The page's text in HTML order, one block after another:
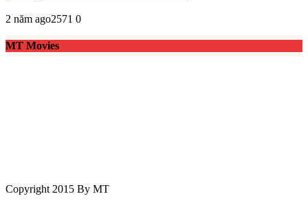
2 năm ago2571 0
MT Movies
Copyright 2015 By MT